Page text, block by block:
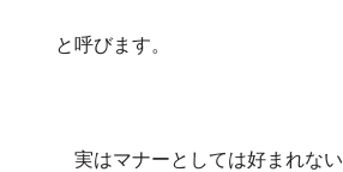
と呼びます。
実はマナーとしては好まれない